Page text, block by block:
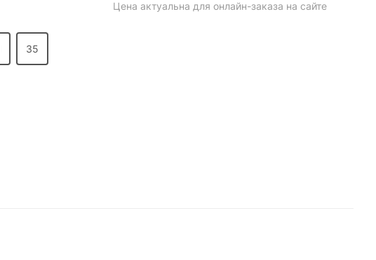
35
Цена актуальна для онлайн-заказа на сайте